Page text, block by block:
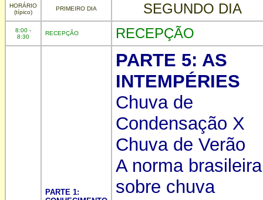
HORÁRIO
(típico)
PRIMEIRO DIA SEGUNDO DIA
8:00 -
8:30
RECEPÇÃO RECEPÇÃO
PARTE 1:
PARTE 5: AS
INTEMPÉRIES
Chuva de
Condensação X
Chuva de Verão
A norma brasileira
sobre chuva